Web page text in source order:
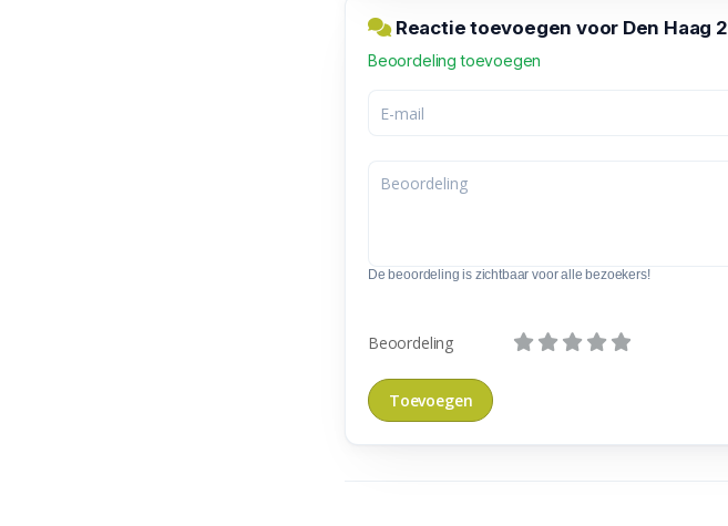
Reactie toevoegen voor Den Haag 2
Beoordeling toevoegen
De beoordeling is zichtbaar voor alle bezoekers!
Beoordeling